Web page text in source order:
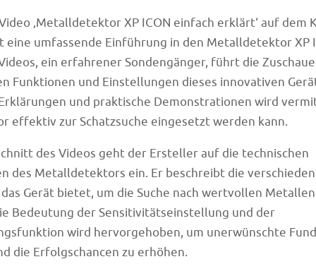
‚Metalldetektor XP ICON einfach erklärt‘ auf dem
eine umfassende Einführung in den Metalldetektor XP
ein erfahrener Sondengänger, führt die
Funktionen und Einstellungen dieses innovativen
und praktische Demonstrationen wird
effektiv zur Schatzsuche eingesetzt werden kann.
des Videos geht der Ersteller auf die technischen
des Metalldetektors ein. Er beschreibt die
Gerät bietet, um die Suche nach wertvollen
Bedeutung der Sensitivitätseinstellung und der
wird hervorgehoben, um unerwünschte
die Erfolgschancen zu erhöhen.